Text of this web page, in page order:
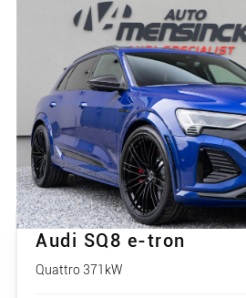
Audi SQ8 e-tron
Quattro 371kW